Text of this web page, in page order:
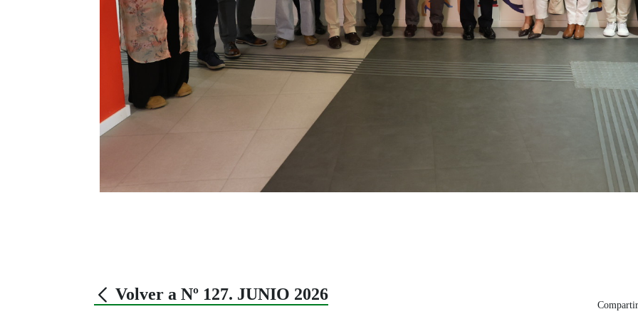
Volver a Nº 127. JUNIO 2026